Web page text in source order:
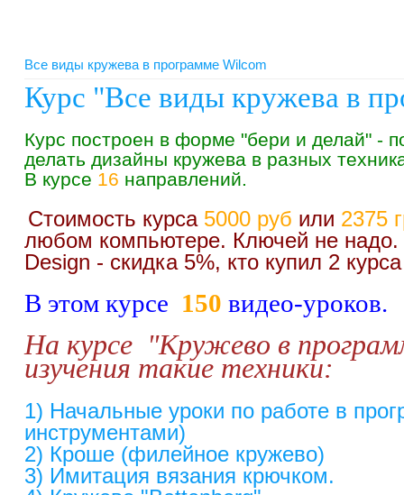
Все виды кружева в программе Wilcom
Курс "Все виды кружева в
Курс построен в форме "бери и делай" -
делать дизайны кружева в разных
В курсе 16 направлений.
Стоимость курса 5000 руб или 2375
любом компьютере. Ключей не надо.
Design - скидка 5%, кто купил 2
В этом курсе 150 видео-уроков.
На курсе "Кружево в
изучения такие техники:
1) Начальные уроки по работе в
инструментами)
2) Кроше (филейное кружево)
3) Имитация вязания крючком.